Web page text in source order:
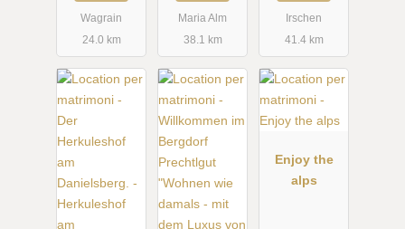
Wagrain
24.0 km
Maria Alm
38.1 km
Irschen
41.4 km
Enjoy the
alps